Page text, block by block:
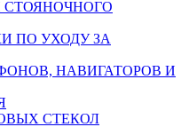
СТОЯНОЧНОГО
ПО УХОДУ ЗА
НАВИГАТОРОВ И
СТЕКОЛ